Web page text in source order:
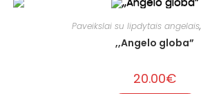
Paveikslai su lipdytais angelais,
,,Angelo globa”
20.00€